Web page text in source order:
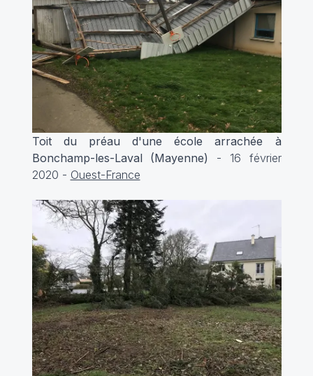
Toit du préau d'une école arrachée à
Bonchamp-les-Laval (Mayenne) - 16 février
2020 - Ouest-France